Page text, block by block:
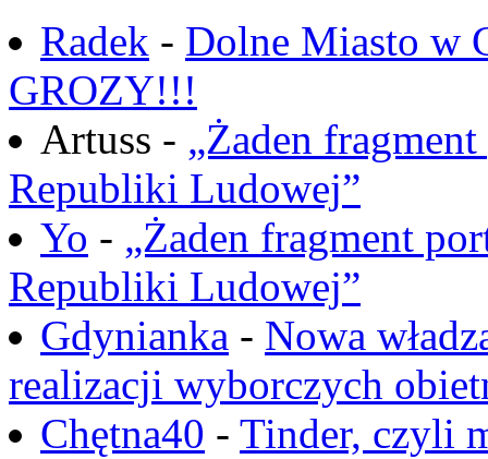
Radek - Dolne Miasto w
GROZY!!!
Artuss - „Żaden
Republiki Ludowej”
Yo - „Żaden fragment
Republiki Ludowej”
Gdynianka - Nowa
realizacji wyborczych
Chętna40 - Tinder, czyli